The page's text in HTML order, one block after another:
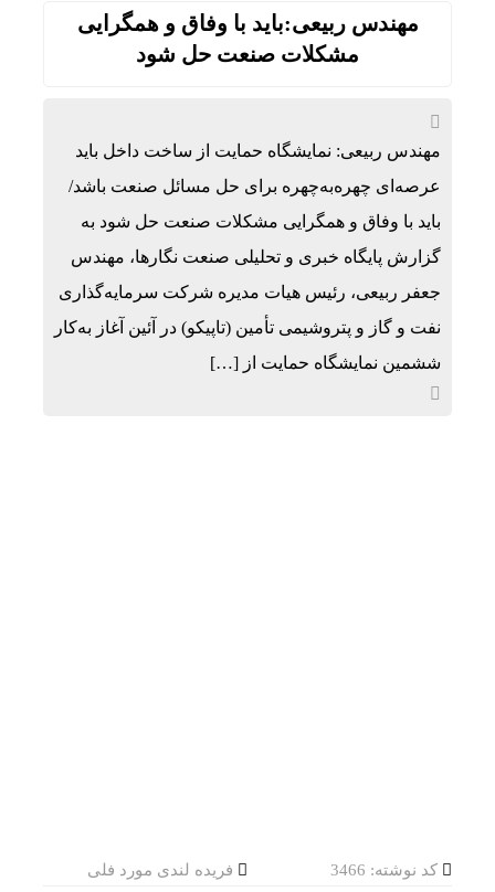
مهندس ربیعی:باید با وفاق و همگرایی
مشکلات صنعت حل شود
مهندس ربیعی: نمایشگاه حمایت از ساخت داخل باید
عرصه‌ای چهره‌به‌چهره برای حل مسائل صنعت باشد/
باید با وفاق و همگرایی مشکلات صنعت حل شود به
گزارش پایگاه خبری و تحلیلی صنعت نگارها، مهندس
جعفر ربیعی، رئیس هیات مدیره شرکت سرمایه‌گذاری
نفت و گاز و پتروشیمی تأمین (تاپیکو) در آئین آغاز به‌کار
ششمین نمایشگاه حمایت از […]
کد نوشته: 3466
فریده لندی مورد فلی